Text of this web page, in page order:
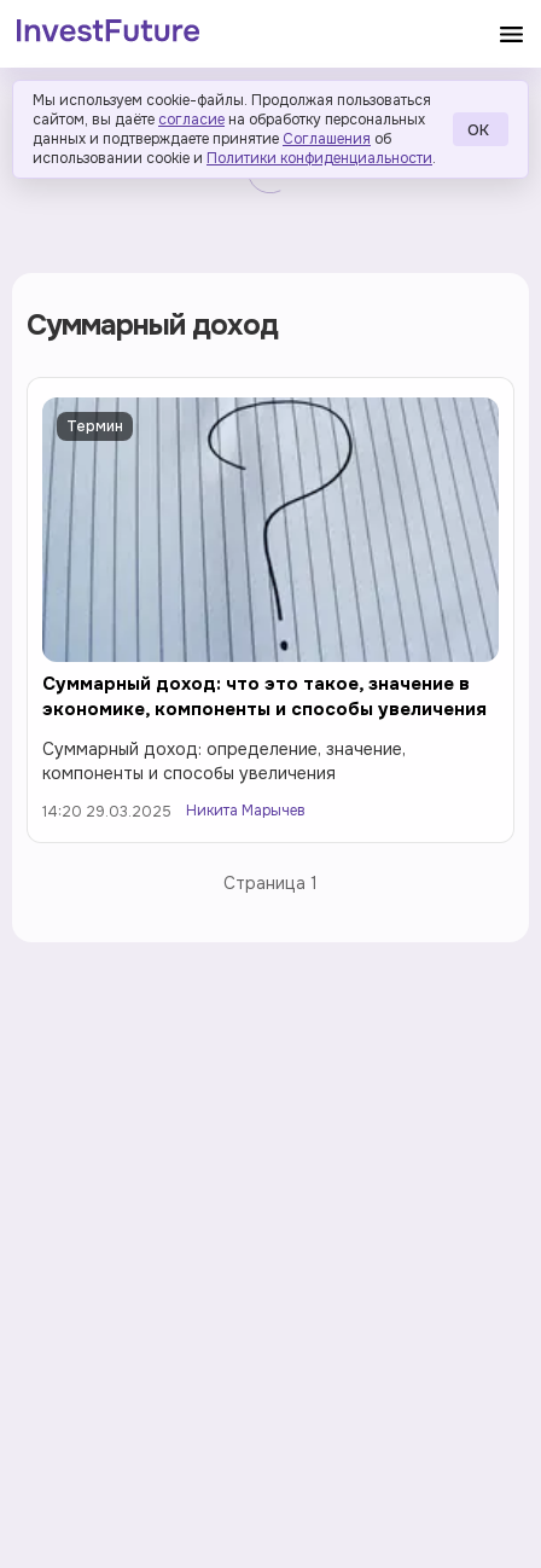
Мы используем cookie-файлы. Продолжая пользоваться
сайтом, вы даёте согласие на обработку персональных
данных и подтверждаете принятие Соглашения об
использовании cookie и Политики конфиденциальности.
ОК
Суммарный доход
Термин
Суммарный доход: что это такое, значение в
экономике, компоненты и способы увеличения
Суммарный доход: определение, значение,
компоненты и способы увеличения
14:20 29.03.2025 Никита Марычев
Страница 1